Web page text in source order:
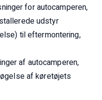
for autocamperen,
udstyr
til eftermontering,
af autocamperen,
af køretøjets